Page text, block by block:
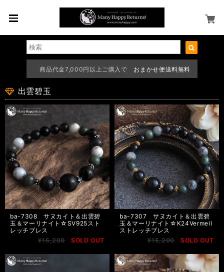
商品代金7,000円以上ご購入で おまかせ便送料無料
出雲碧玉
ba-7308 サヌカイト＆出雲碧
玉＆マーリナイト☆SV925スト
レッチブレス
¥15,200
SOLD OUT
ba-7307 サヌカイト＆出雲碧
玉＆マーリナイト☆K24Vermeil
ストレッチブレス
¥15,200
SOLD OUT